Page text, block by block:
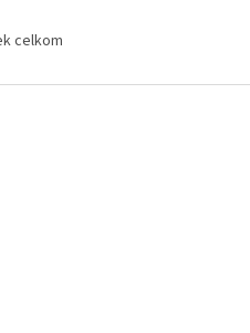
Ovládacie prvky výpisu
celkom